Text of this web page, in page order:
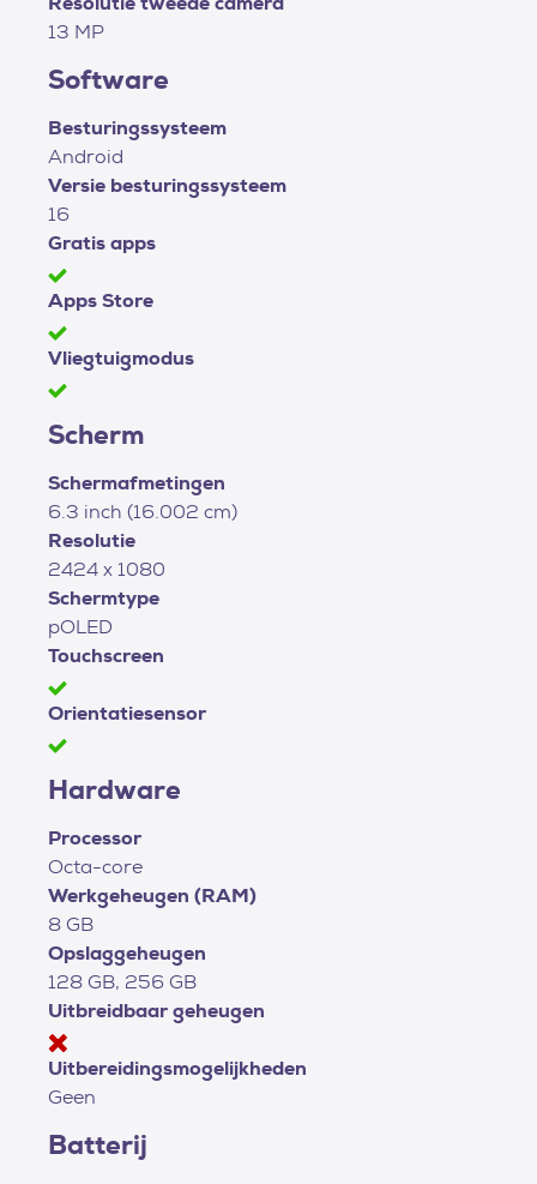
13 MP
Software
Besturingssysteem
Android
Versie besturingssysteem
16
Gratis apps
Apps Store
Vliegtuigmodus
Scherm
Schermafmetingen
6.3 inch (16.002 cm)
Resolutie
2424 x 1080
Schermtype
pOLED
Touchscreen
Orientatiesensor
Hardware
Processor
Octa-core
Werkgeheugen (RAM)
8 GB
Opslaggeheugen
128 GB, 256 GB
Uitbreidbaar geheugen
Uitbereidingsmogelijkheden
Geen
Batterij